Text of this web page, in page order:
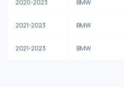
2020-2023 BMW
2021-2023 BMW
2021-2023 BMW